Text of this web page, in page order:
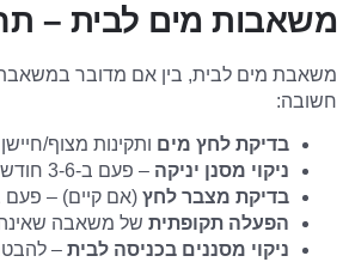
משאבות מים לבית –
משאבת מים לבית, בין אם מדובר
חשובה:
בדיקת לחץ מים ותקינות מצוף/
ניקוי מסנן יניקה – פעם ב-3-6 חודשים
בדיקת מצבר לחץ (אם קיים) – פעם
הפעלה תקופתית של משאבה
ניקוי מסננים בכניסה לבית –